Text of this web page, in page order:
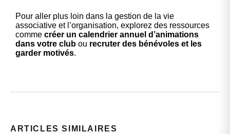
Pour aller plus loin dans la gestion de la vie
associative et l’organisation, explorez des ressources
comme créer un calendrier annuel d’animations
dans votre club ou recruter des bénévoles et les
garder motivés.
ARTICLES SIMILAIRES